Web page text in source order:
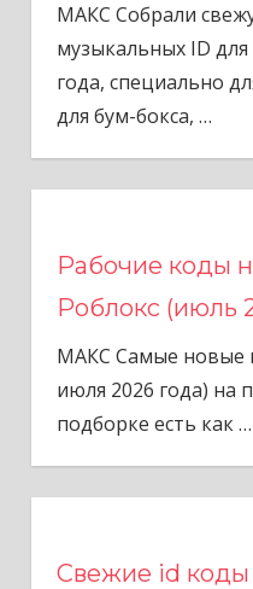
МАКС Собрали
музыкальных ID для
года, специально
для бум-бокса, …
Рабочие коды
Роблокс (июль
МАКС Самые новые
июля 2026 года) на
подборке есть как…
Свежие id коды